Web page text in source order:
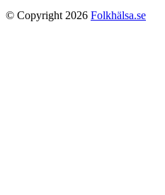
© Copyright 2026 Folkhälsa.se